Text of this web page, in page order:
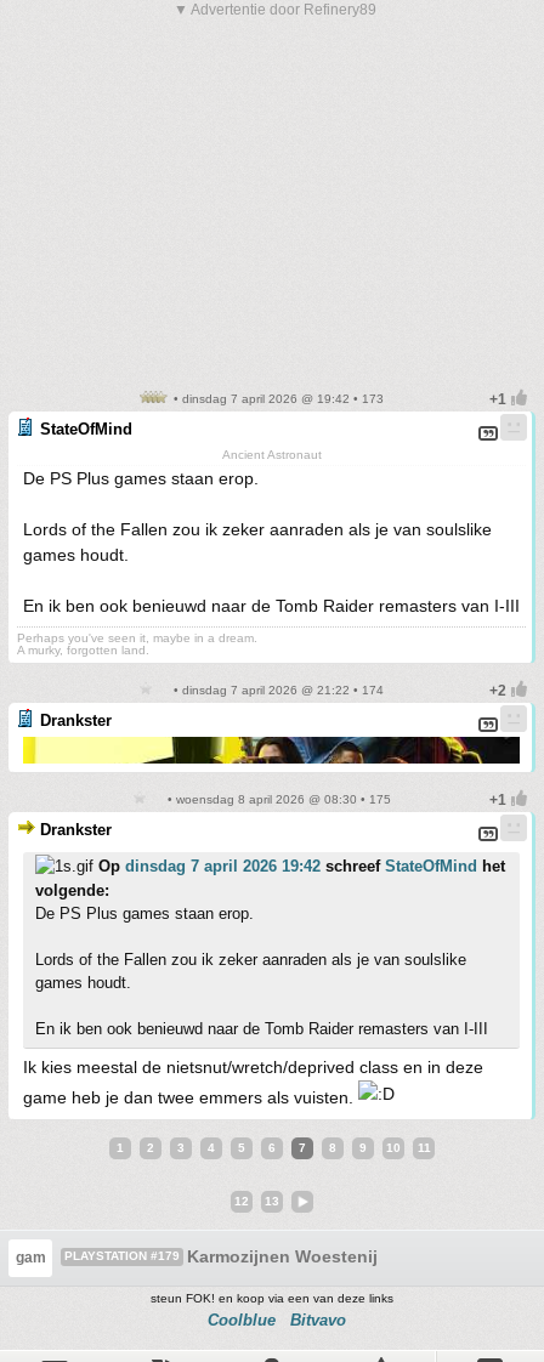
▼ Advertentie door Refinery89
• dinsdag 7 april 2026 @ 19:42 • 173
StateOfMind
Ancient Astronaut
De PS Plus games staan erop.
Lords of the Fallen zou ik zeker aanraden als je van soulslike
games houdt.
En ik ben ook benieuwd naar de Tomb Raider remasters van I-III
Perhaps you've seen it, maybe in a dream.
A murky, forgotten land.
• dinsdag 7 april 2026 @ 21:22 • 174
Drankster
• woensdag 8 april 2026 @ 08:30 • 175
Drankster
Op dinsdag 7 april 2026 19:42 schreef StateOfMind het
volgende:
De PS Plus games staan erop.
Lords of the Fallen zou ik zeker aanraden als je van soulslike
games houdt.
En ik ben ook benieuwd naar de Tomb Raider remasters van I-III
Ik kies meestal de nietsnut/wretch/deprived class en in deze
game heb je dan twee emmers als vuisten.
1 2 3 4 5 6 7 8 9 10 11
12 13
gam PLAYSTATION #179 Karmozijnen Woestenij
steun FOK! en koop via een van deze links
Coolblue Bitvavo